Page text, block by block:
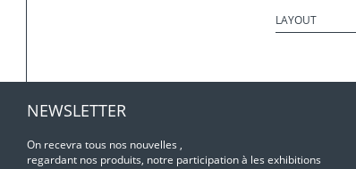
LAYOUT
NEWSLETTER
On recevra tous nos nouvelles ,
regardant nos produits, notre participation à les exhibitions